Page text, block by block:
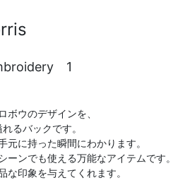
1
ボウのデザインを、
るバックです。
に持った瞬間にわかります。
ーンでも使える万能なアイテムです
印象を与えてくれます。